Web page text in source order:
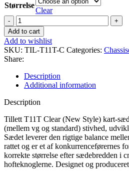
Størrelse
Clear
Tillett
Sæde
T11T
Clear
quantity
Add to cart
Add to wishlist
SKU: TIL-T11T-C Categories:
Share:
Description
Additional information
Description
Tillett T11T Clear (New Style) kart-
(mellem vg og standard) stivhed,
Sædet leverer den rigtige balance
rattet og er et af konkurrenceførernes
korrekte størrelse efter sædebredden i
hofteknoglerne. Designet og